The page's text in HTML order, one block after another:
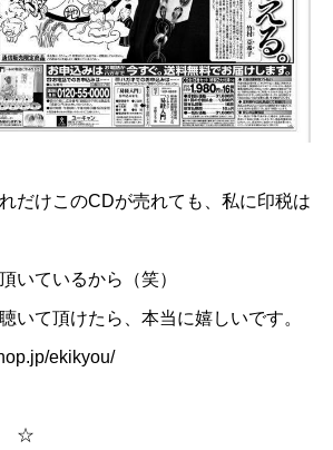
だけこのCDが売れても、私に印税は
いているから（笑）
いて頂けたら、本当に嬉しいです。
ekikyou/